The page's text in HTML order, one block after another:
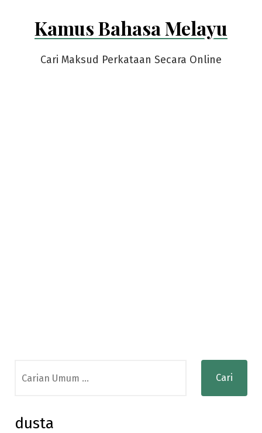
Kamus Bahasa Melayu
Cari Maksud Perkataan Secara Online
for:
dusta